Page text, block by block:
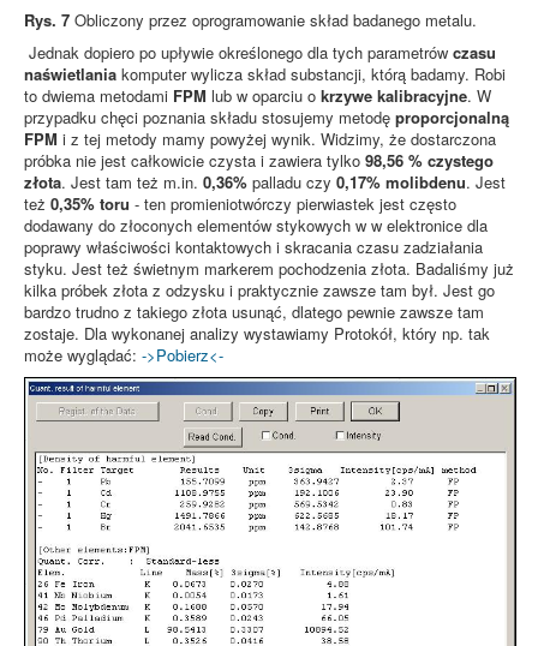
Rys. 7 Obliczony przez oprogramowanie skład badanego metalu.
Jednak dopiero po upływie określonego dla tych parametrów czasu
naświetlania komputer wylicza skład substancji, którą badamy. Robi
to dwiema metodami FPM lub w oparciu o krzywe kalibracyjne. W
przypadku chęci poznania składu stosujemy metodę proporcjonalną
FPM i z tej metody mamy powyżej wynik. Widzimy, że dostarczona
próbka nie jest całkowicie czysta i zawiera tylko 98,56 % czystego
złota. Jest tam też m.in. 0,36% palladu czy 0,17% molibdenu. Jest
też 0,35% toru - ten promieniotwórczy pierwiastek jest często
dodawany do złoconych elementów stykowych w w elektronice dla
poprawy właściwości kontaktowych i skracania czasu zadziałania
styku. Jest też świetnym markerem pochodzenia złota. Badaliśmy już
kilka próbek złota z odzysku i praktycznie zawsze tam był. Jest go
bardzo trudno z takiego złota usunąć, dlatego pewnie zawsze tam
zostaje. Dla wykonanej analizy wystawiamy Protokół, który np. tak
może wyglądać: ->Pobierz<-